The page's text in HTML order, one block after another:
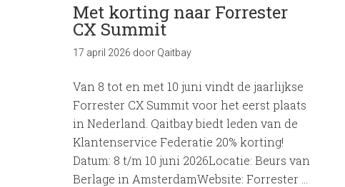
Met korting naar Forrester
CX Summit
17 april 2026 door Qaitbay
Van 8 tot en met 10 juni vindt de jaarlijkse
Forrester CX Summit voor het eerst plaats
in Nederland. Qaitbay biedt leden van de
Klantenservice Federatie 20% korting!
Datum: 8 t/m 10 juni 2026Locatie: Beurs van
Berlage in AmsterdamWebsite: Forrester …